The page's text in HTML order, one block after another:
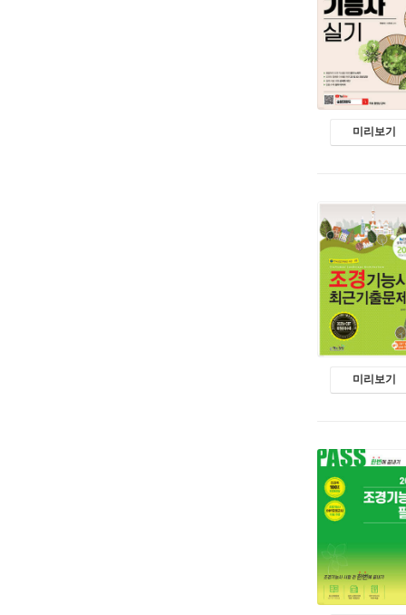
미리보기
미리보기